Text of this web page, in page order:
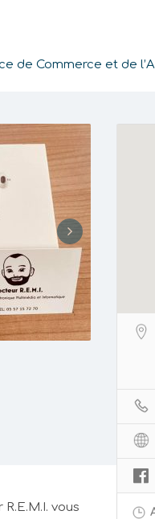
de Commerce et de
vous